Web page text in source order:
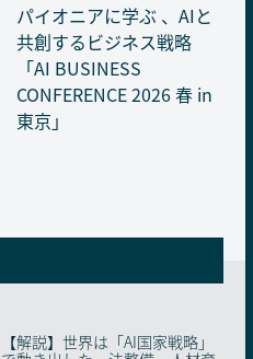
パイオニアに学ぶ 、AIと
共創するビジネス戦略
「AI BUSINESS
CONFERENCE 2026 春 in
東京」
【解説】世界は「AI国家戦略」
40年の教育現場とAIが出会う瞬
【解説】生成AI「使えばいい」
【解説】人事の4サイクルが「AI
AIに“信頼の証明書”を。国内初